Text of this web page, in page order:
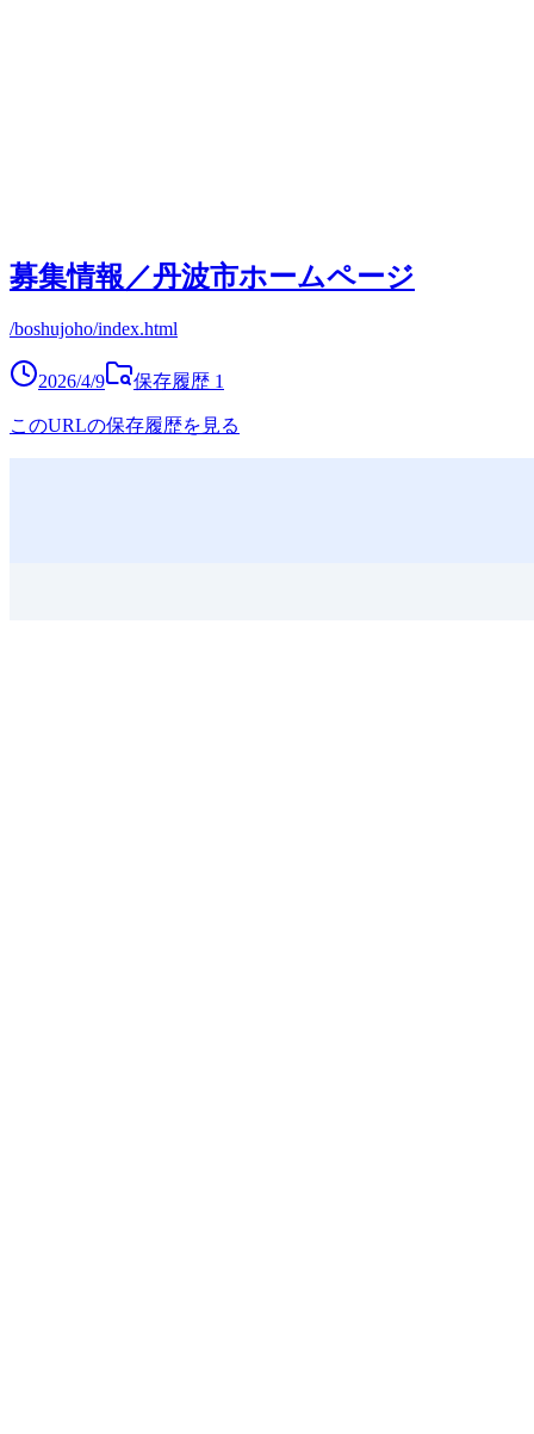
募集情報／丹波市ホームページ
/boshujoho/index.html
2026/4/9 保存履歴 1
このURLの保存履歴を見る